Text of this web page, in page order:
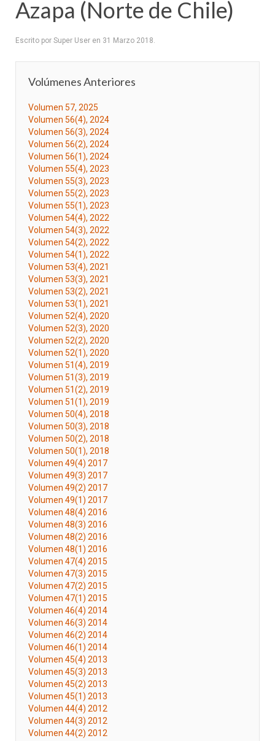
Azapa (Norte de Chile)
Escrito por Super User en 31 Marzo 2018.
Volúmenes Anteriores
Volumen 57, 2025
Volumen 56(4), 2024
Volumen 56(3), 2024
Volumen 56(2), 2024
Volumen 56(1), 2024
Volumen 55(4), 2023
Volumen 55(3), 2023
Volumen 55(2), 2023
Volumen 55(1), 2023
Volumen 54(4), 2022
Volumen 54(3), 2022
Volumen 54(2), 2022
Volumen 54(1), 2022
Volumen 53(4), 2021
Volumen 53(3), 2021
Volumen 53(2), 2021
Volumen 53(1), 2021
Volumen 52(4), 2020
Volumen 52(3), 2020
Volumen 52(2), 2020
Volumen 52(1), 2020
Volumen 51(4), 2019
Volumen 51(3), 2019
Volumen 51(2), 2019
Volumen 51(1), 2019
Volumen 50(4), 2018
Volumen 50(3), 2018
Volumen 50(2), 2018
Volumen 50(1), 2018
Volumen 49(4) 2017
Volumen 49(3) 2017
Volumen 49(2) 2017
Volumen 49(1) 2017
Volumen 48(4) 2016
Volumen 48(3) 2016
Volumen 48(2) 2016
Volumen 48(1) 2016
Volumen 47(4) 2015
Volumen 47(3) 2015
Volumen 47(2) 2015
Volumen 47(1) 2015
Volumen 46(4) 2014
Volumen 46(3) 2014
Volumen 46(2) 2014
Volumen 46(1) 2014
Volumen 45(4) 2013
Volumen 45(3) 2013
Volumen 45(2) 2013
Volumen 45(1) 2013
Volumen 44(4) 2012
Volumen 44(3) 2012
Volumen 44(2) 2012